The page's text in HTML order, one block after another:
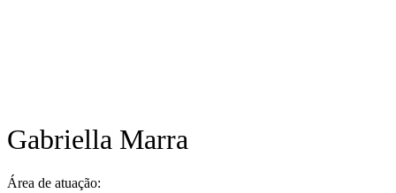
Gabriella Marra
Área de atuação: